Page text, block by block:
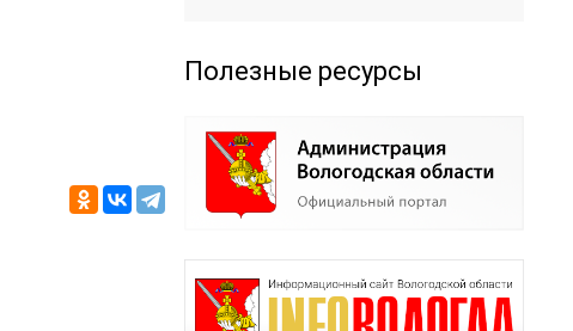
Полезные ресурсы